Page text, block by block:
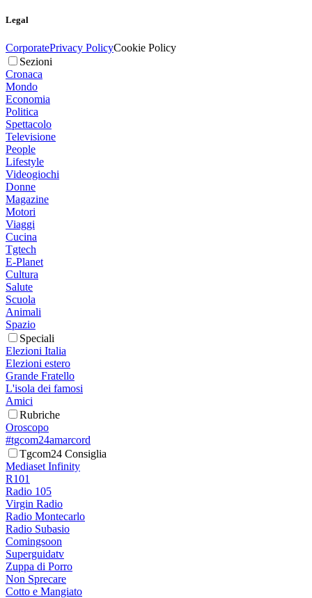
Legal
CorporatePrivacy PolicyCookie Policy
Sezioni
Cronaca
Mondo
Economia
Politica
Spettacolo
Televisione
People
Lifestyle
Videogiochi
Donne
Magazine
Motori
Viaggi
Cucina
Tgtech
E-Planet
Cultura
Salute
Scuola
Animali
Spazio
Speciali
Elezioni Italia
Elezioni estero
Grande Fratello
L'isola dei famosi
Amici
Rubriche
Oroscopo
#tgcom24amarcord
Tgcom24 Consiglia
Mediaset Infinity
R101
Radio 105
Virgin Radio
Radio Montecarlo
Radio Subasio
Comingsoon
Superguidatv
Zuppa di Porro
Non Sprecare
Cotto e Mangiato